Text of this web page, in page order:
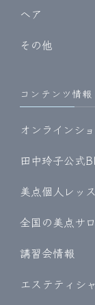
ヘア
その他
コンテンツ情報
オンラインシ
田中玲子公式
美点個人レッ
全国の美点サ
講習会情報
エステティシ